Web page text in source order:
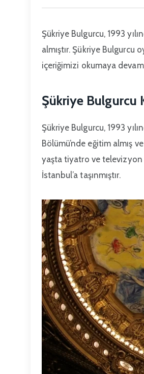
Şükriye Bulgurcu, 1993
almıştır. Şükriye Bulgurcu
içeriğimizi okumaya
Şükriye Bulgurcu
Şükriye Bulgurcu, 1993
Bölümü’nde eğitim almış
yaşta tiyatro ve televizyon
İstanbul’a taşınmıştır.